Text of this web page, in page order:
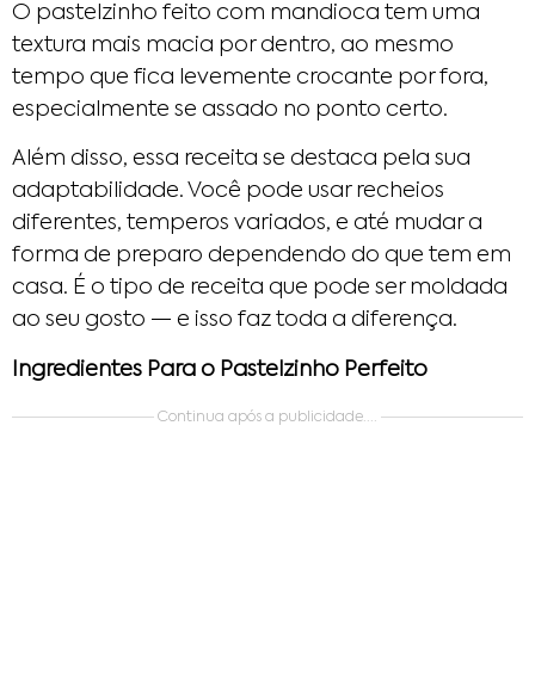
O pastelzinho feito com mandioca tem uma
textura mais macia por dentro, ao mesmo
tempo que fica levemente crocante por fora,
especialmente se assado no ponto certo.
Além disso, essa receita se destaca pela sua
adaptabilidade. Você pode usar recheios
diferentes, temperos variados, e até mudar a
forma de preparo dependendo do que tem em
casa. É o tipo de receita que pode ser moldada
ao seu gosto — e isso faz toda a diferença.
Ingredientes Para o Pastelzinho Perfeito
Continua após a publicidade....